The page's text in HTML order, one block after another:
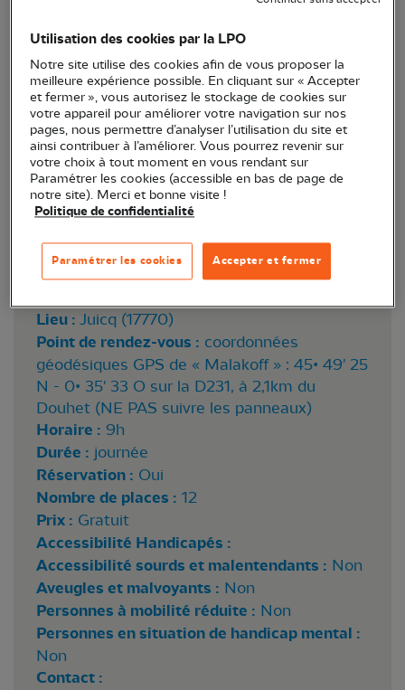
d’automne.
Lieu : Juicq (17770)
Point de rendez-vous : coordonnées
géodésiques GPS de « Malakoﬀ » : 45• 49' 25
N - 0• 35' 33 O sur la D231, à 2,1km du
Douhet (NE PAS suivre les panneaux)
Horaire : 9h
Durée : journée
Réservation : Oui
Nombre de places : 12
Prix : Gratuit
Accessibilité Handicapés :
Accessibilité sourds et malentendants : Non
Aveugles et malvoyants : Non
Personnes à mobilité réduite : Non
Personnes en situation de handicap mental :
Non
Contact :
Utilisation des cookies par la LPO
Notre site utilise des cookies afin de vous proposer la
meilleure expérience possible. En cliquant sur « Accepter
et fermer », vous autorisez le stockage de cookies sur
votre appareil pour améliorer votre navigation sur nos
pages, nous permettre d’analyser l’utilisation du site et
ainsi contribuer à l’améliorer. Vous pourrez revenir sur
votre choix à tout moment en vous rendant sur
Paramétrer les cookies (accessible en bas de page de
notre site). Merci et bonne visite !
Politique de confidentialité
Accepter et fermer
Paramétrer les cookies